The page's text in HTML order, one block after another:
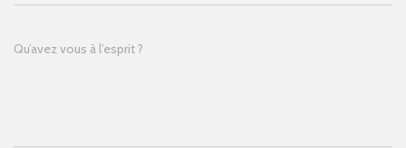
Qu’avez vous à l’esprit ?